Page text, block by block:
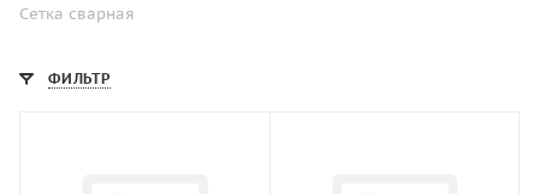
Сетка сварная
ФИЛЬТР